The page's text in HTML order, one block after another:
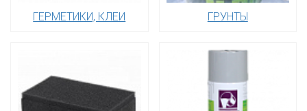
ГЕРМЕТИКИ, КЛЕИ ГРУНТЫ